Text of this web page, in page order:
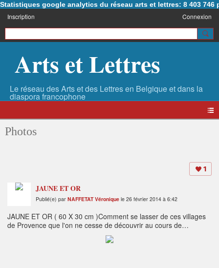
Statistiques google analytics du réseau arts et lettres: 8 403 746
Inscription Connexion
Arts et Lettres
Photos
1
JAUNE ET OR
Publié(e) par NAFFETAT Véronique le 26 février 2014 à 6:42
JAUNE ET OR ( 60 X 30 cm )Comment se lasser de ces villages
de Provence que l'on ne cesse de découvrir au cours de
promenades ensoleillées? Justement personne ne reste
indifférent et c'est un plaisir à chaque instant que de les découvrir